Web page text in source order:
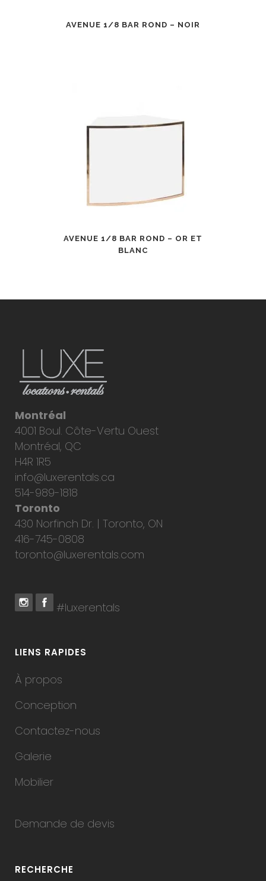
AVENUE 1/8 BAR ROND – NOIR
AVENUE 1/8 BAR ROND – OR ET
BLANC
Montréal
4001 Boul. Côte-Vertu Ouest
Montréal, QC
H4R 1R5
info@luxerentals.ca
514-989-1818
Toronto
430 Norfinch Dr. | Toronto, ON
416-745-0808
toronto@luxerentals.com
#luxerentals
LIENS RAPIDES
À propos
Conception
Contactez-nous
Galerie
Mobilier
Demande de devis
RECHERCHE